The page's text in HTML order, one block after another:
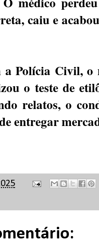
caiu e
a Polícia Civil,
o teste de
relatos, o
entregar